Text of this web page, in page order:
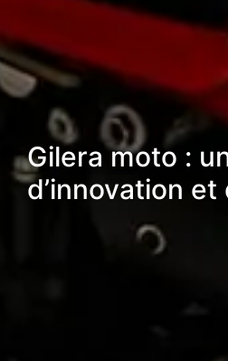
Gilera moto :
d’innovation